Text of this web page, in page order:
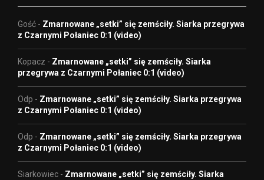
Gość - Zmarnowane „setki” się zemściły. Siarka przegrywa
z Czarnymi Połaniec 0:1 (video)
Kopacz - Zmarnowane „setki” się zemściły. Siarka
przegrywa z Czarnymi Połaniec 0:1 (video)
Odp - Zmarnowane „setki” się zemściły. Siarka przegrywa
z Czarnymi Połaniec 0:1 (video)
Odp - Zmarnowane „setki” się zemściły. Siarka przegrywa
z Czarnymi Połaniec 0:1 (video)
Siarkowiec - Zmarnowane „setki” się zemściły. Siarka